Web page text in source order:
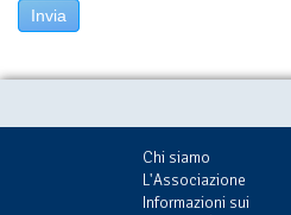
Invia
Chi siamo
L'Associazione
Informazioni sui